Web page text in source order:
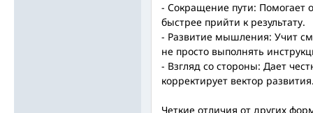
- Сокращение пути: Помогает
быстрее прийти к результату.
- Развитие мышления: Учит
не просто выполнять
- Взгляд со стороны: Дает
корректирует вектор
Четкие отличия от других